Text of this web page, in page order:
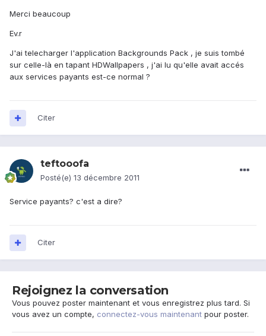
Merci beaucoup
Ev.r
J'ai telecharger l'application Backgrounds Pack , je suis tombé
sur celle-là en tapant HDWallpapers , j'ai lu qu'elle avait accés
aux services payants est-ce normal ?
Citer
teftooofa
Posté(e) 13 décembre 2011
Service payants? c'est a dire?
Citer
Rejoignez la conversation
Vous pouvez poster maintenant et vous enregistrez plus tard. Si
vous avez un compte, connectez-vous maintenant pour poster.